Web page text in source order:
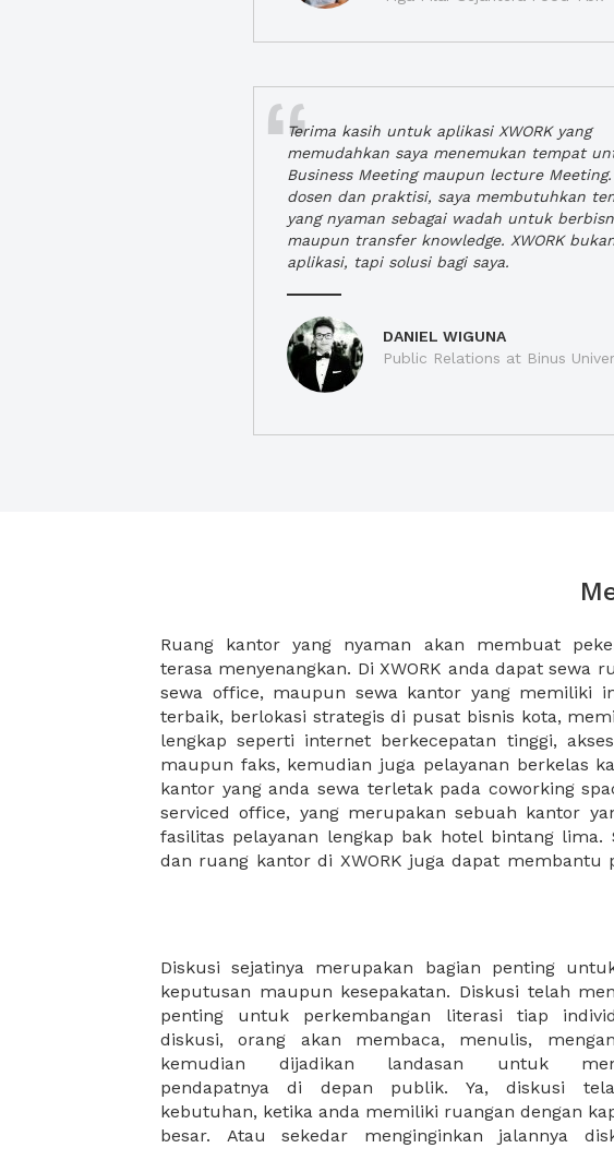
Terima kasih untuk aplikasi XWORK yang
memudahkan saya menemukan tempat
Business Meeting maupun lecture Meeting.
dosen dan praktisi, saya membutuhkan
yang nyaman sebagai wadah untuk
maupun transfer knowledge. XWORK
aplikasi, tapi solusi bagi saya.
DANIEL WIGUNA
Public Relations at Binus
Ruang kantor yang nyaman akan membuat
terasa menyenangkan. Di XWORK anda dapat sewa
sewa office, maupun sewa kantor yang memiliki
terbaik, berlokasi strategis di pusat bisnis kota,
lengkap seperti internet berkecepatan tinggi,
maupun faks, kemudian juga pelayanan berkelas
kantor yang anda sewa terletak pada coworking
serviced office, yang merupakan sebuah kantor
fasilitas pelayanan lengkap bak hotel bintang lima.
dan ruang kantor di XWORK juga dapat membantu
legalitas usaha baru Anda, seperti surat domisili,
Perusahaan, Surat Izin Usaha Perdagangan,
pendirian PT maupun akte pendirian CV untuk
Sewa ruang kantor XWORK juga mempermudah
kantor Anda, karena anda dapat memilih kantor
sewa, kemudian Anda dapat survey atau
kantor Anda, semuanya akan dibuat lebih mudah
kantor terbaik Anda, dan juga sewa kantor murah
Diskusi sejatinya merupakan bagian penting
keputusan maupun kesepakatan. Diskusi telah
penting untuk perkembangan literasi tiap
diskusi, orang akan membaca, menulis,
kemudian dijadikan landasan untuk
pendapatnya di depan publik. Ya, diskusi
kebutuhan, ketika anda memiliki ruangan dengan
besar. Atau sekedar menginginkan jalannya
suasana yang berbeda. Anda memerlukan ruangan
Dan memastikan ruangan yan tersedia. Terlepas
anda mencari bentuk ruangan yang seperti
telah tersedia pilihan yang sesuai kebutuha anda.
harga kami yang terjangkau dan fleksibel
tida perlu mengkhawatirkan biaya sehingga